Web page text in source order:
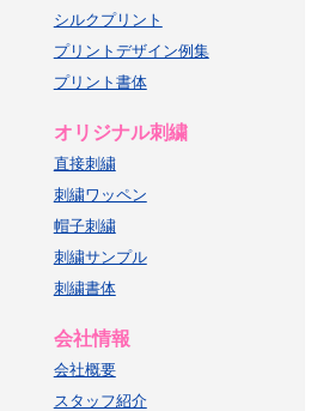
シルクプリント
プリントデザイン例集
プリント書体
オリジナル刺繍
直接刺繍
刺繍ワッペン
帽子刺繍
刺繍サンプル
刺繍書体
会社情報
会社概要
スタッフ紹介